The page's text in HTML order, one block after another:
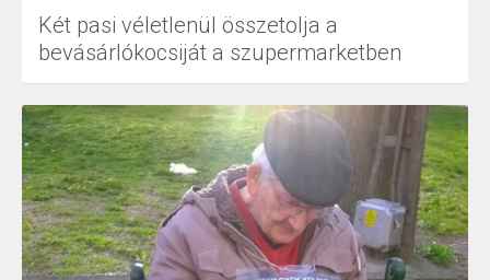
Két pasi véletlenül összetolja a
bevásárlókocsiját a szupermarketben